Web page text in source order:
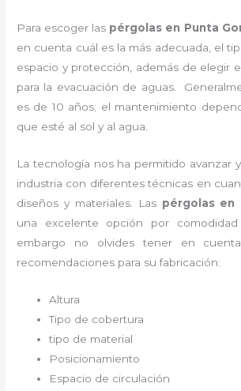
Para escoger las pérgolas en Punta
en cuenta cuál es la más adecuada, el
espacio y protección, además de elegir
para la evacuación de aguas.
es de 10 años; el mantenimiento
que esté al sol y al agua.
La tecnología nos ha permitido avanzar
industria con diferentes técnicas en
diseños y materiales. Las pérgolasen
una excelente opción por
embargo no olvides tener en
recomendaciones para su fabricación:
Altura
Tipo de cobertura
tipo de material
Posicionamiento
Espacio de circulación